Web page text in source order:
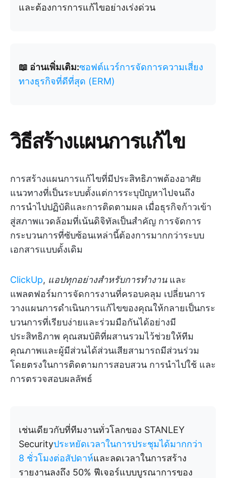
และต้องการการแก้ไขอย่างเร่งด่วน
📖 อ่านเพิ่มเติม:ซอฟต์แวร์การจัดการความเสี่ยง
ทางธุรกิจที่ดีที่สุด (ERM)
วิธีสร้างแผนการแก้ไข
การสร้างแผนการแก้ไขที่มีประสิทธิภาพต้องอาศัย
แนวทางที่เป็นระบบตั้งแต่การระบุปัญหาไปจนถึง
การนำไปปฏิบัติและการติดตามผล เมื่อธุรกิจก้าวเข้า
สู่สภาพแวดล้อมที่เน้นดิจิทัลเป็นสำคัญ การจัดการ
กระบวนการที่ซับซ้อนเหล่านี้ต้องการมากกว่าระบบ
เอกสารแบบดั้งเดิม
ClickUp, แอปทุกอย่างสำหรับการทำงานและ
แพลตฟอร์มการจัดการงานที่ครอบคลุม เปลี่ยนการ
วางแผนการดำเนินการแก้ไขของคุณให้กลายเป็นกระ
บวนการที่เรียบง่ายและร่วมมือกันได้อย่างมี
ประสิทธิภาพ คุณสมบัติที่ผสานรวมไว้ช่วยให้ทีม
คุณภาพและผู้มีส่วนได้ส่วนเสียสามารถมีส่วนร่วม
โดยตรงในการติดตามการสอบสวน การนำไปใช้ และ
การตรวจสอบผลลัพธ์
เช่นเดียวกับที่ทีมงานทั่วโลกของ STANLEY
Securityประหยัดเวลาในการประชุมได้มากกว่า
8 ชั่วโมงต่อสัปดาห์และลดเวลาในการสร้าง
รายงานลงถึง 50% ฟีเจอร์แบบบูรณาการของ